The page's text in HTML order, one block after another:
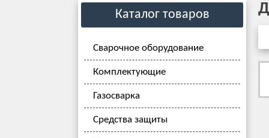
Каталог товаров
Сварочное оборудование
Комплектующие
Газосварка
Средства защиты